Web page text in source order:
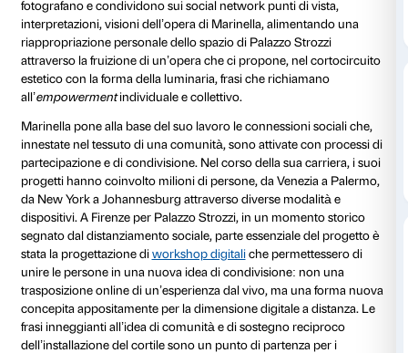
di Arturo Galansino
Dal 3 dicembre, grazie alla grande installazione di
SenatoreWe Rise by Lifting Others, il cortile di
a essere una piazza viva, un luogo di partecipazione
coinvolgimento. Durante questi giorni sono migliaia
fotografano e condividono sui social network punti
interpretazioni, visioni dell’opera di Marinella,
riappropriazione personale dello spazio di Palazzo